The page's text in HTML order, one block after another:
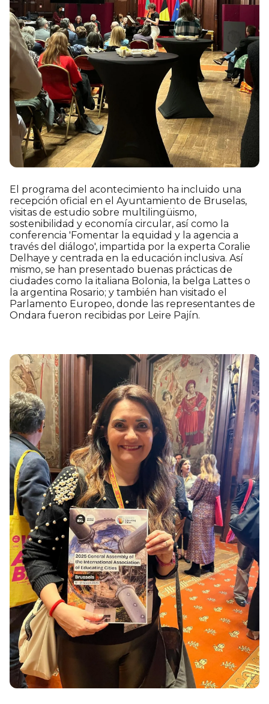
El programa del acontecimiento ha incluido una
recepción oficial en el Ayuntamiento de Bruselas,
visitas de estudio sobre multilingüismo,
sostenibilidad y economía circular, así como la
conferencia 'Fomentar la equidad y la agencia a
través del diálogo', impartida por la experta Coralie
Delhaye y centrada en la educación inclusiva. Así
mismo, se han presentado buenas prácticas de
ciudades como la italiana Bolonia, la belga Lattes o
la argentina Rosario; y también han visitado el
Parlamento Europeo, donde las representantes de
Ondara fueron recibidas por Leire Pajín.